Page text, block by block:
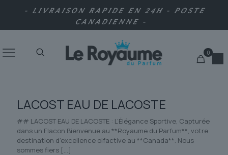
- LIVRAISON RAPIDE EN 24H - POSTE
CANADIENNE -
0
LACOST EAU DE LACOSTE
## LACOST EAU DE LACOSTE : L’Élégance Sportive, Capturée
dans un Flacon Bienvenue au **Royaume du Parfum**, votre
destination d’excellence olfactive au **Canada**. Nous
sommes fiers […]